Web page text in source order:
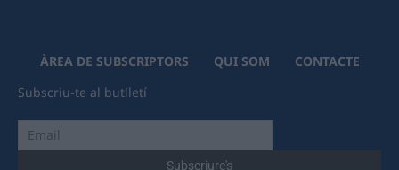
ÀREA DE SUBSCRIPTORS QUI SOM
CONTACTE
Subscriu-te al butlletí